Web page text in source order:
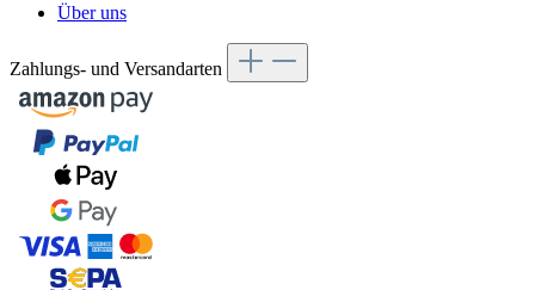
Über uns
Zahlungs- und Versandarten